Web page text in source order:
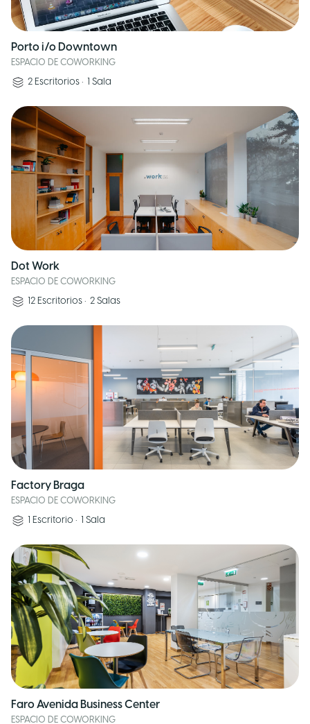
Porto i/o Downtown
ESPACIO DE COWORKING
2 Escritorios • 1 Sala
Dot Work
ESPACIO DE COWORKING
12 Escritorios • 2 Salas
Factory Braga
ESPACIO DE COWORKING
1 Escritorio • 1 Sala
Faro Avenida Business Center
ESPACIO DE COWORKING